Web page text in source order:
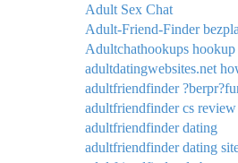
Adult Sex Chat
Adult-Friend-Finder
Adultchathookups hookup
adultdatingwebsites.net
adultfriendfinder
adultfriendfinder cs review
adultfriendfinder dating
adultfriendfinder dating